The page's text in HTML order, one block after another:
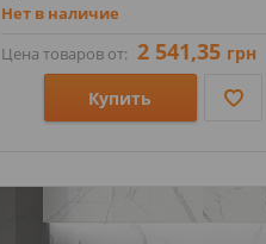
Нет в наличие
Цена товаров от: 2 541,35 грн
Купить
Стили: Под бетон; Под камень;
Цвета: